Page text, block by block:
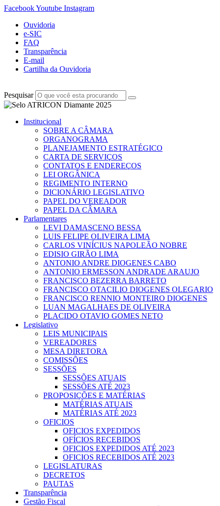
FacebookYoutube Instagram
Ouvidoria
e-SIC
FAQ
Transparência
E-mail
Cartilha da Ouvidoria
Pesquisar
Institucional
SOBRE A CÂMARA
ORGANOGRAMA
PLANEJAMENTO ESTRATÉGICO
CARTA DE SERVIÇOS
CONTATOS E ENDEREÇOS
LEI ORGÂNICA
REGIMENTO INTERNO
DICIONÁRIO LEGISLATIVO
PAPEL DO VEREADOR
PAPEL DA CÂMARA
Parlamentares
LEVI DAMASCENO BESSA
LUIS FELIPE OLIVEIRA LIMA
CARLOS VINÍCIUS NAPOLEÃO NOBRE
EDISIO GIRÃO LIMA
ANTONIO ANDRE DIOGENES CABO
ANTONIO ERMESSON ANDRADE ARAUJO
FRANCISCO BEZERRA BARRETO
FRANCISCO OTACILIO DIOGENES OLEGARIO
FRANCISCO RENNIO MONTEIRO DIOGENES
LUAN MAGALHAES DE OLIVEIRA
PLACIDO OTAVIO GOMES NETO
Legislativo
LEIS MUNICIPAIS
VEREADORES
MESA DIRETORA
COMISSÕES
SESSÕES
SESSÕES ATUAIS
SESSÕES ATÉ 2023
PROPOSIÇÕES E MATÉRIAS
MATÉRIAS ATUAIS
MATÉRIAS ATÉ 2023
OFICIOS
OFICIOS EXPEDIDOS
OFÍCIOS RECEBIDOS
OFICIOS EXPEDIDOS ATÉ 2023
OFICIOS RECEBIDOS ATÉ 2023
LEGISLATURAS
DECRETOS
PAUTAS
Transparência
Gestão Fiscal